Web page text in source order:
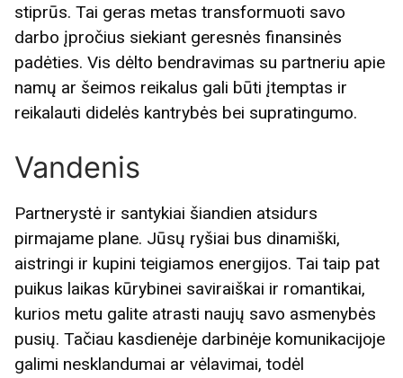
stiprūs. Tai geras metas transformuoti savo
darbo įpročius siekiant geresnės finansinės
padėties. Vis dėlto bendravimas su partneriu apie
namų ar šeimos reikalus gali būti įtemptas ir
reikalauti didelės kantrybės bei supratingumo.
Vandenis
Partnerystė ir santykiai šiandien atsidurs
pirmajame plane. Jūsų ryšiai bus dinamiški,
aistringi ir kupini teigiamos energijos. Tai taip pat
puikus laikas kūrybinei saviraiškai ir romantikai,
kurios metu galite atrasti naujų savo asmenybės
pusių. Tačiau kasdienėje darbinėje komunikacijoje
galimi nesklandumai ar vėlavimai, todėl